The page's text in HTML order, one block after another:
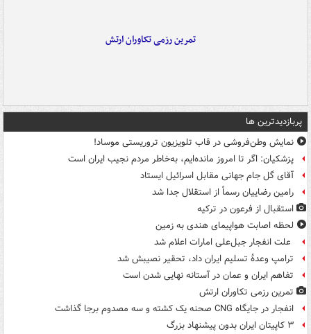
تمرین رزمی تکاوران ارتش
پربازدیدترین ها
نمایش وطن‌فروشی در قاب تلویزیون تروریستی موساد!
پزشکیان: اگر تا امروز مانده‌ایم، به‌خاطر مردم نجیب ایران است
آقای گل جام جهانی مقابل اسرائیل ایستاد
رامین رضاییان رسماً از استقلال جدا شد
استقبال از فرعون در ترکیه
لحظه اصابت هواپیمای هندی به زمین
علت انفجار جبل‌علی امارات اعلام شد
ترامپ وعدۀ تسلیم ایران داد، تحقیر نصیبش شد
تفاهم ایران و عمان در آستانه نهایی شدن است
تمرین رزمی تکاوران ارتش
انفجار در جایگاه CNG صحنه یک کشته و سه مصدوم برجا گذاشت
۳ کاپیتان ایران بدون پیشنهاد بزرگ